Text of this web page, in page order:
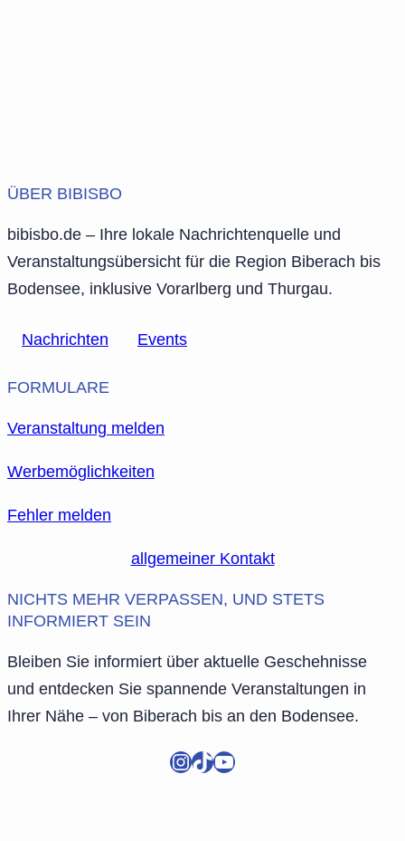
ÜBER BIBISBO
bibisbo.de – Ihre lokale Nachrichtenquelle und
Veranstaltungsübersicht für die Region Biberach bis
Bodensee, inklusive Vorarlberg und Thurgau.
Nachrichten Events
FORMULARE
Veranstaltung melden
Werbemöglichkeiten
Fehler melden
allgemeiner Kontakt
NICHTS MEHR VERPASSEN, UND STETS
INFORMIERT SEIN
Bleiben Sie informiert über aktuelle Geschehnisse
und entdecken Sie spannende Veranstaltungen in
Ihrer Nähe – von Biberach bis an den Bodensee.
InstagramTikTok YouTube